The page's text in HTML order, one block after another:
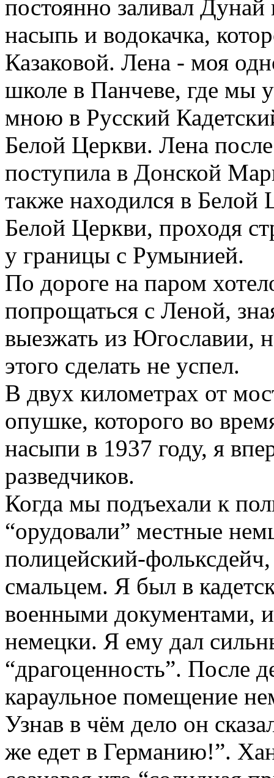
постоянно заливал
насыпь и водокачка,
Казаковой. Лена - моя
школе в Панчеве, где мы
мною в Русский
Белой Церкви. Лена
поступила в Донской
также находился в
Белой Церкви, проходя
у границы с Румынией.
По дороге на паром
попрощаться с Леной,
выезжать из Югославии,
этого сделать не успел.
В двух километрах от
опушке, которого во
насыпи в 1937 году, я
разведчиков.
Когда мы подъехали к
“орудовали” местные
полицейский-
смальцем. Я был в
военными документами,
немецки. Я ему дал
“драгоценность”. После
караульное помещение
Узнав в чём дело он
же едет в Германию!”.